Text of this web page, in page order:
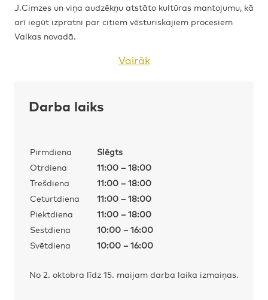
J.Cimzes un viņa audzēkņu atstāto kultūras mantojumu, kā
arī iegūt izpratni par citiem vēsturiskajiem procesiem
Valkas novadā.
Vairāk
Darba laiks
Pirmdiena
Slēgts
Otrdiena
11:00 – 18:00
Trešdiena
11:00 – 18:00
Ceturtdiena
11:00 – 18:00
Piektdiena
11:00 – 18:00
Sestdiena
10:00 – 16:00
Svētdiena
10:00 – 16:00
No 2. oktobra līdz 15. maijam darba laika izmaiņas.